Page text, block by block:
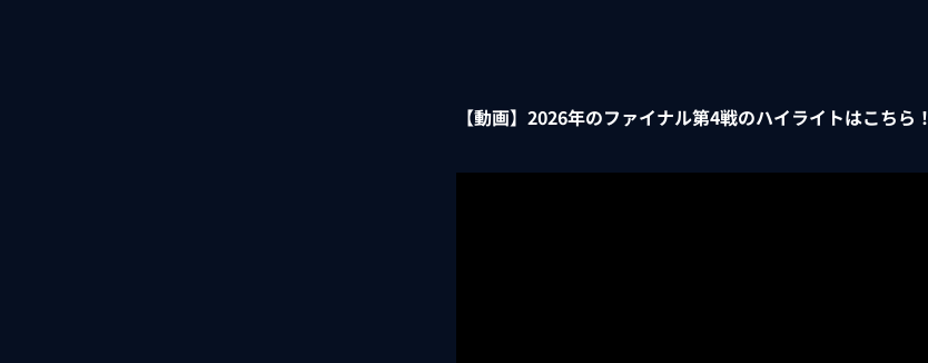
【動画】2026年のファイナル第4戦のハイライトはこちら！